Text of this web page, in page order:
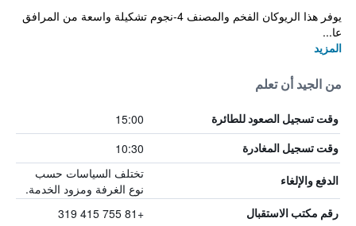
يوفر هذا الريوكان الفخم والمصنف 4-نجوم تشكيلة واسعة من المرافق
عا...
المزيد
من الجيد أن تعلم
وقت تسجيل الصعود للطائرة 15:00
وقت تسجيل المغادرة 10:30
الدفع والإلغاء
تختلف السياسات حسب
نوع الغرفة ومزود الخدمة.
رقم مكتب الاستقبال +81 755 415 319